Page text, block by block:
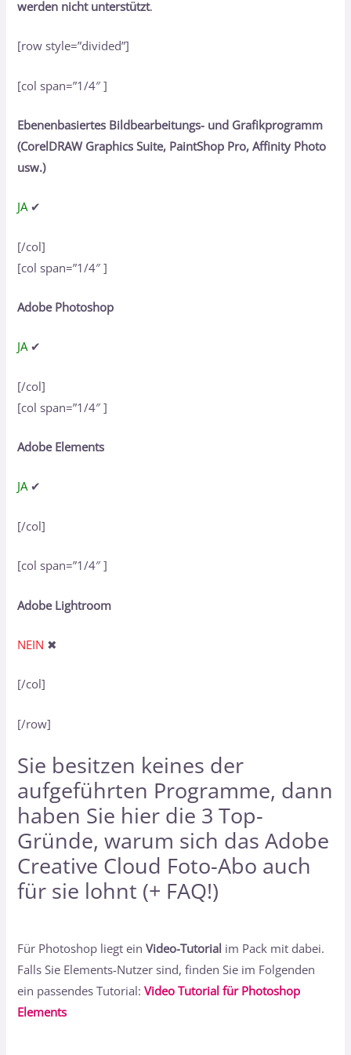
werden nicht unterstützt.
[row style=”divided”]
[col span=”1/4″ ]
Ebenenbasiertes Bildbearbeitungs- und Grafikprogramm
(CorelDRAW Graphics Suite, PaintShop Pro, Affinity Photo
usw.)
JA✔
[/col]
[col span=”1/4″ ]
Adobe Photoshop
JA✔
[/col]
[col span=”1/4″ ]
Adobe Elements
JA✔
[/col]
[col span=”1/4″ ]
Adobe Lightroom
NEIN ✖
[/col]
[/row]
Sie besitzen keines der
aufgeführten Programme, dann
haben Sie hier die 3 Top-
Gründe, warum sich das Adobe
Creative Cloud Foto-Abo auch
für sie lohnt (+ FAQ!)
Für Photoshop liegt einVideo-Tutorial im Pack mit dabei.
Falls Sie Elements-Nutzer sind, finden Sie im Folgenden
ein passendes Tutorial:Video Tutorial für Photoshop
Elements